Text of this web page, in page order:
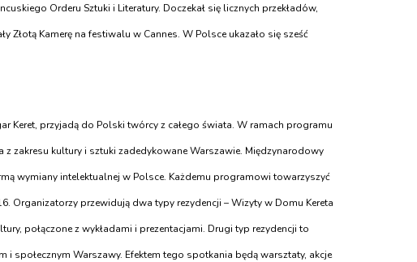
Orderu Sztuki i Literatury. Doczekał się licznych przekładów,
Złotą Kamerę na festiwalu w Cannes. W Polsce ukazało się sześć
Keret, przyjadą do Polski twórcy z całego świata. W ramach programu
zakresu kultury i sztuki zadedykowane Warszawie. Międzynarodowy
wymiany intelektualnej w Polsce. Każdemu programowi towarzyszyć
Organizatorzy przewidują dwa typy rezydencji – Wizyty w Domu Kereta
połączone z wykładami i prezentacjami. Drugi typ rezydencji to
społecznym Warszawy. Efektem tego spotkania będą warsztaty, akcje